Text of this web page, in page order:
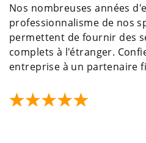
Nos nombreuses années
professionnalisme de nos
permettent de fournir des
complets à l'étranger.
entreprise à un partenaire